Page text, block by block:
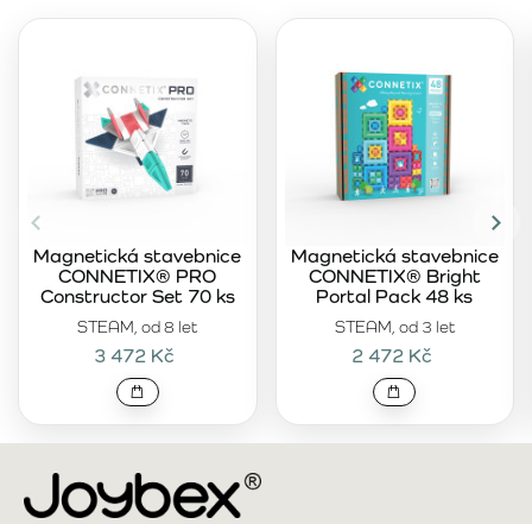
STEAM, od 8 let
Magnetická stavebnice
CONNETIX® PRO
Constructor Set 70 ks
3 472 Kč
STEAM, od 3 let
Magnetická stavebnice
CONNETIX® Bright
Portal Pack 48 ks
2 472 Kč